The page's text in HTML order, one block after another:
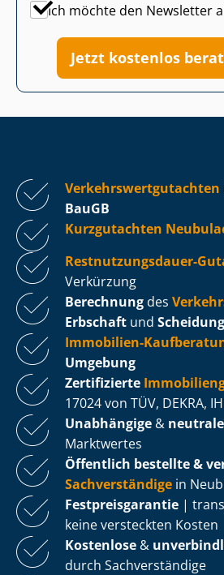
Ich möchte den Newsletter
Jetzt kostenlos
Ver­kehrs­wert­gut­ach­ten
BauGB
Kurzgutachten
Rest­nut­zungs­dau­er-
Verkürzung
Berechnung des
Erbschaft und Scheidung
Immobilien-
Umgebung
Zertifizierte
17024 von TÜV, DEKRA,
Unabhängige & neutrale
Marktwertes
Öffentlich bestellte &
Sachverständige in
Fest­preis­ga­ran­tie |
keine versteckten Kosten
Kostenlose &
durch Sachverständige